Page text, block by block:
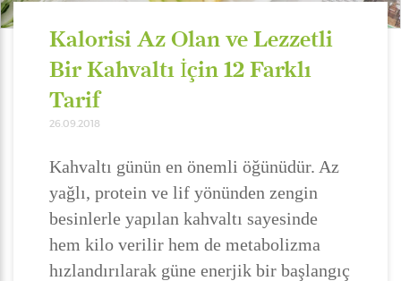
Kalorisi Az Olan ve Lezzetli
Bir Kahvaltı İçin 12 Farklı
Tarif
26.09.2018
Kahvaltı günün en önemli öğünüdür. Az
yağlı, protein ve lif yönünden zengin
besinlerle yapılan kahvaltı sayesinde
hem kilo verilir hem de metabolizma
hızlandırılarak güne enerjik bir başlangıç